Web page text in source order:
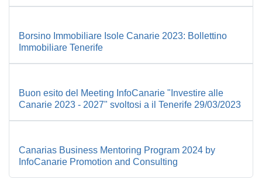
Borsino Immobiliare Isole Canarie 2023: Bollettino
Immobiliare Tenerife
Buon esito del Meeting InfoCanarie "Investire alle
Canarie 2023 - 2027" svoltosi a il Tenerife 29/03/2023
Canarias Business Mentoring Program 2024 by
InfoCanarie Promotion and Consulting